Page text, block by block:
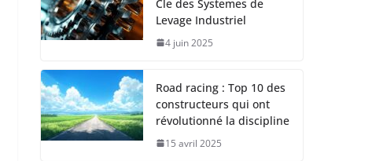
Cle des Systemes de
Levage Industriel
4 juin 2025
Road racing : Top 10 des
constructeurs qui ont
révolutionné la discipline
15 avril 2025